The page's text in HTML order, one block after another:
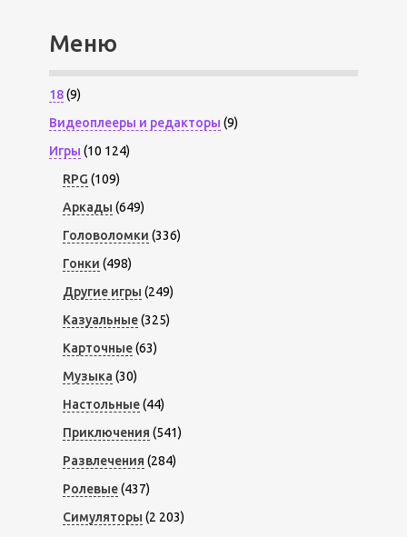
Меню
18(9)
Видеоплееры и редакторы (9)
Игры (10 124)
RPG (109)
Аркады (649)
Головоломки (336)
Гонки (498)
Другие игры (249)
Казуальные(325)
Карточные(63)
Музыка (30)
Настольные(44)
Приключения (541)
Развлечения (284)
Ролевые(437)
Симуляторы (2 203)